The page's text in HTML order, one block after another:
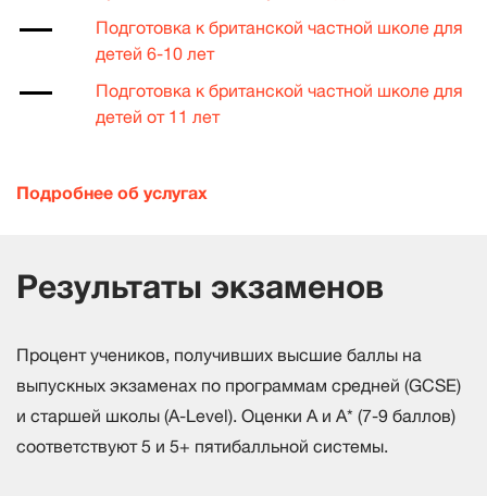
Подготовка к британской частной школе для
детей 6-10 лет
Подготовка к британской частной школе для
детей от 11 лет
Подробнее об услугах
Результаты экзаменов
Процент учеников, получивших высшие баллы на
выпускных экзаменах по программам средней (GCSE)
и старшей школы (A-Level). Оценки А и A* (7-9 баллов)
соответствуют 5 и 5+ пятибалльной системы.